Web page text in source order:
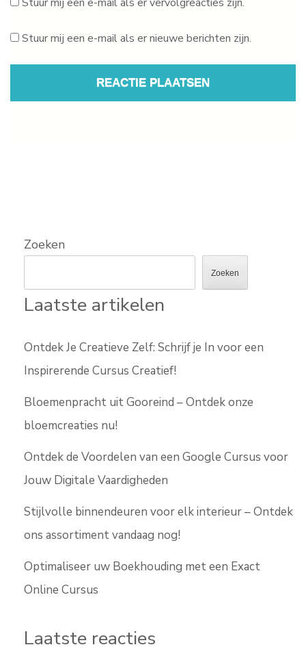
Stuur mij een e-mail als er nieuwe berichten zijn.
Zoeken
Zoeken
Laatste artikelen
Ontdek Je Creatieve Zelf: Schrijf je In voor een
Inspirerende Cursus Creatief!
Bloemenpracht uit Gooreind – Ontdek onze
bloemcreaties nu!
Ontdek de Voordelen van een Google Cursus voor
Jouw Digitale Vaardigheden
Stijlvolle binnendeuren voor elk interieur – Ontdek
ons assortiment vandaag nog!
Optimaliseer uw Boekhouding met een Exact
Online Cursus
Laatste reacties